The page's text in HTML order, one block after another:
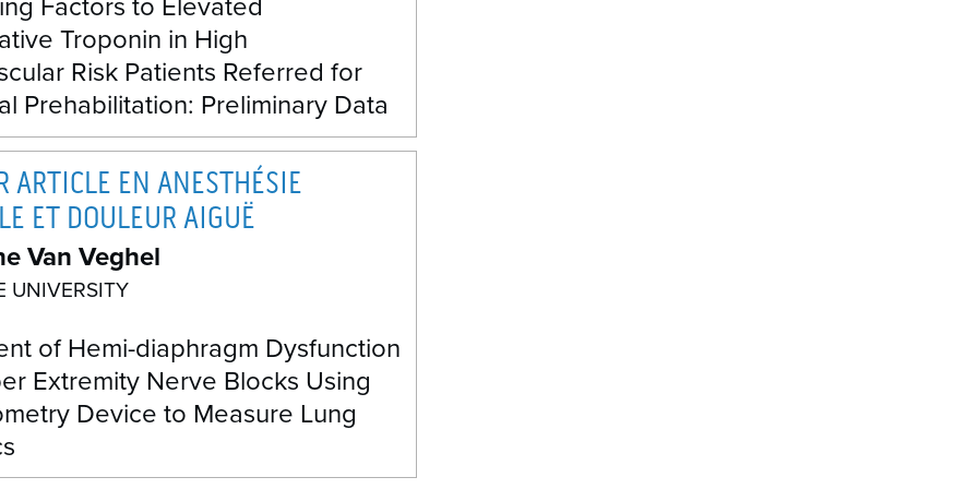
Factors to Elevated
Troponin in High
Risk Patients Referred for
Prehabilitation: Preliminary Data
ARTICLE EN ANESTHÉSIE
ET DOULEUR AIGUË
Van Veghel
UNIVERSITY
of Hemi-diaphragm Dysfunction
Extremity Nerve Blocks Using
Device to Measure Lung